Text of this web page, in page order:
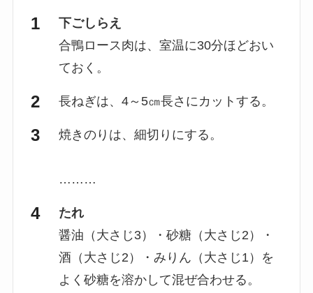
下ごしらえ
合鴨ロース肉は、室温に30分ほどおい
ておく。
長ねぎは、4～5㎝長さにカットする。
焼きのりは、細切りにする。
………
たれ
醤油（大さじ3）・砂糖（大さじ2）・
酒（大さじ2）・みりん（大さじ1）を
よく砂糖を溶かして混ぜ合わせる。